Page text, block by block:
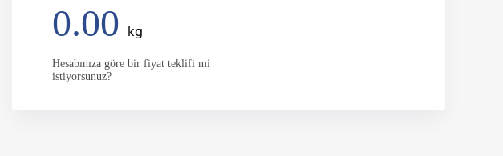
0.00 kg
Hesabınıza göre bir fiyat teklifi mi
istiyorsunuz?